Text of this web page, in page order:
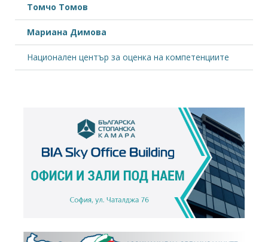
Томчо Томов
Мариана Димова
Национален център за оценка на компетенциите